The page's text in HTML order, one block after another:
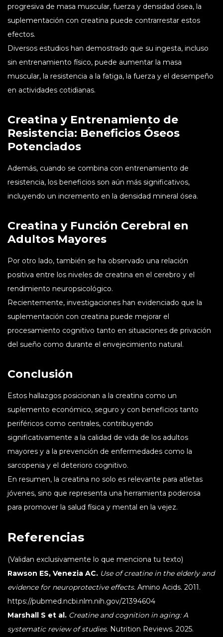
progresiva de masa muscular, fuerza y densidad ósea, la
suplementación con creatina puede contrarrestar estos
efectos.
Diversos estudios han demostrado que su ingesta, incluso
sin entrenamiento físico, puede aumentar la masa
muscular, la resistencia a la fatiga, la fuerza y el desempeño
en actividades cotidianas.
Creatina y Entrenamiento de
Resistencia: Beneficios Óseos
Potenciados
Además, cuando se combina con entrenamiento de
resistencia, los beneficios son aún más significativos,
incluyendo un incremento en la densidad mineral ósea.
Creatina y Función Cerebral en
Adultos Mayores
Por otro lado, también se ha observado una relación
positiva entre los niveles de creatina en el cerebro y el
rendimiento neuropsicológico.
Recientemente, investigaciones han evidenciado que la
suplementación con creatina puede mejorar el
procesamiento cognitivo tanto en situaciones de privación
del sueño como durante el envejecimiento natural.
Conclusión
Estos hallazgos posicionan a la creatina como un
suplemento económico, seguro y con beneficios tanto
periféricos como centrales, contribuyendo
significativamente a la calidad de vida de los adultos
mayores y a la prevención de enfermedades como la
sarcopenia y el deterioro cognitivo.
En resumen, la creatina no solo es relevante para atletas
jóvenes, sino que representa una herramienta poderosa
para promover la salud física y mental en la vejez.
Referencias
(Validan exclusivamente lo que menciona tu texto)
Rawson ES, Venezia AC. Use of creatine in the elderly and
evidence for neuroprotective effects. Amino Acids. 2011.
https://pubmed.ncbi.nlm.nih.gov/21394604
Marshall S et al. Creatine and cognition in aging: A
systematic review of studies. Nutrition Reviews. 2025.